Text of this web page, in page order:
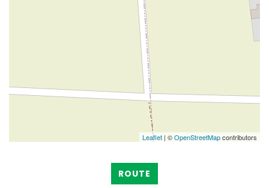
Leaflet | ©OpenStreetMapcontributors
ROUTE